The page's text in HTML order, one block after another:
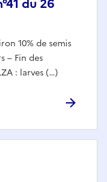
du 26
10% de semis
– Fin des
: larves (…)